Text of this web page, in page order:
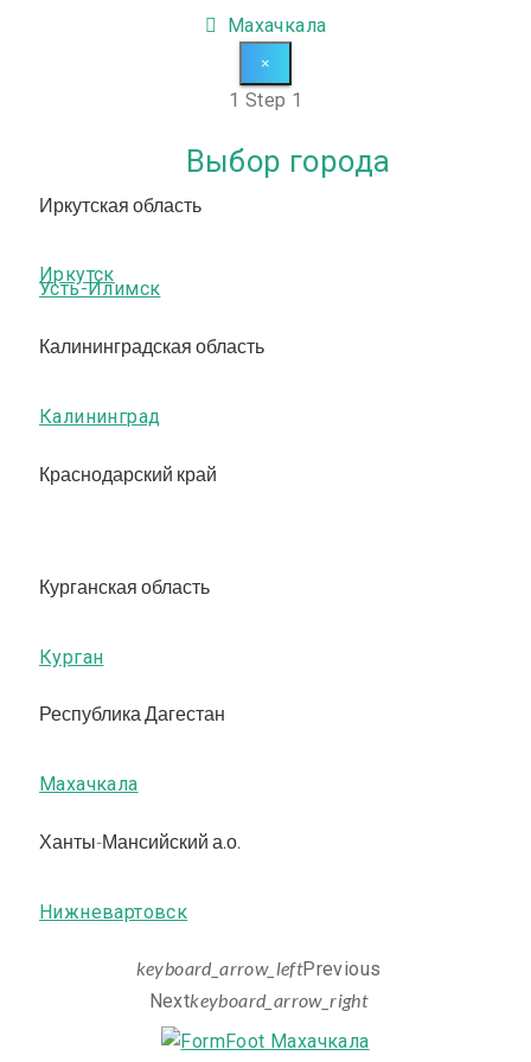
Махачкала
×
1 Step 1
Выбор города
Иркутская область
Иркутск
Усть-Илимск
Калининградская область
Калининград
Краснодарский край
Курганская область
Курган
Республика Дагестан
Махачкала
Ханты-Мансийский а.о.
Нижневартовск
keyboard_arrow_leftPrevious
Nextkeyboard_arrow_right